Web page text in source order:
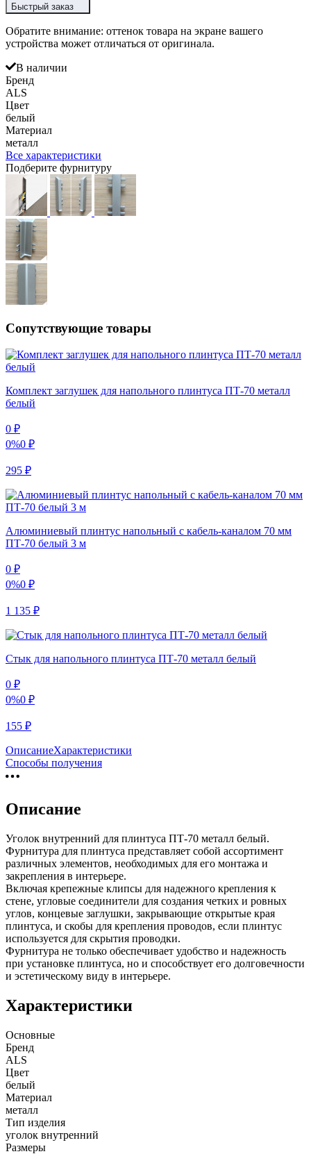
Быстрый заказ
Обратите внимание: оттенок товара на экране вашего
устройства может отличаться от оригинала.
В наличии
Бренд
ALS
Цвет
белый
Материал
металл
Все характеристики
Подберите фурнитуру
Сопутствующие товары
Комплект заглушек для напольного плинтуса ПТ-70 металл
белый
0 ₽
0%0 ₽
295 ₽
Алюминиевый плинтус напольный с кабель-каналом 70 мм
ПТ-70 белый 3 м
0 ₽
0%0 ₽
1 135 ₽
Стык для напольного плинтуса ПТ-70 металл белый
0 ₽
0%0 ₽
155 ₽
ОписаниеХарактеристики
Способы получения
Описание
Уголок внутренний для плинтуса ПТ-70 металл белый.
Фурнитура для плинтуса представляет собой ассортимент
различных элементов, необходимых для его монтажа и
закрепления в интерьере.
Включая крепежные клипсы для надежного крепления к
стене, угловые соединители для создания четких и ровных
углов, концевые заглушки, закрывающие открытые края
плинтуса, и скобы для крепления проводов, если плинтус
используется для скрытия проводки.
Фурнитура не только обеспечивает удобство и надежность
при установке плинтуса, но и способствует его долговечности
и эстетическому виду в интерьере.
Характеристики
Основные
Бренд
ALS
Цвет
белый
Материал
металл
Тип изделия
уголок внутренний
Размеры